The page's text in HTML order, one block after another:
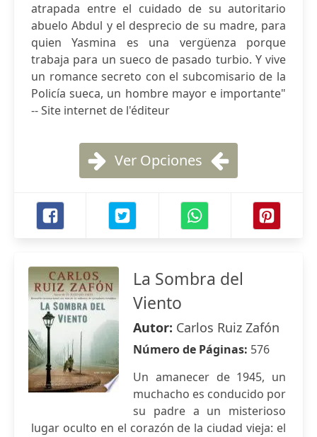
atrapada entre el cuidado de su autoritario
abuelo Abdul y el desprecio de su madre, para
quien Yasmina es una vergüenza porque
trabaja para un sueco de pasado turbio. Y vive
un romance secreto con el subcomisario de la
Policía sueca, un hombre mayor e importante"
-- Site internet de l'éditeur
Ver Opciones
La Sombra del
Viento
Autor: Carlos Ruiz Zafón
Número de Páginas: 576
Un amanecer de 1945, un
muchacho es conducido por
su padre a un misterioso
lugar oculto en el corazón de la ciudad vieja: el